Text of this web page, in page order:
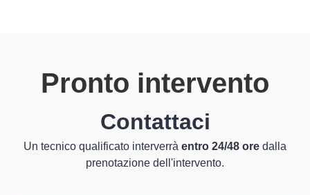
Pronto intervento
Contattaci
Un tecnico qualificato interverrà entro 24/48 ore dalla
prenotazione dell'intervento.